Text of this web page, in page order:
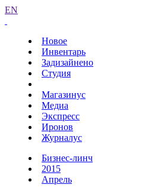
EN
Новое
Инвентарь
Задизайнено
Студия
Магазинус
Медиа
Экспресс
Иронов
Журналус
Бизнес-линч
2015
Апрель